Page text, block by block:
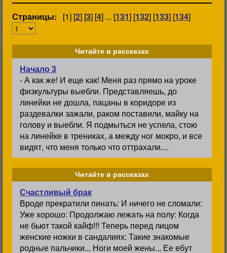
Страницы: [1] [2] [3] [4] ... [131] [132] [133] [134]
Читайте в рассказах
Начало 3
- А как же! И еще как! Меня раз прямо на уроке
физкультуры выебли. Представляешь, до
линейки не дошла, пацаны в коридоре из
раздевалки зажали, раком поставили, майку на
голову и выебли. Я подмыться не успела, стою
на линейке в трениках, а между ног мокро, и все
видят, что меня только что оттрахали....
Читайте в рассказах
Счастливый брак
Вроде прекратили пинать: И ничего не сломали:
Уже хорошо: Продолжаю лежать на полу: Когда
не бьют такой кайф!!! Теперь перед лицом
женские ножки в сандалиях: Такие знакомые
родные пальчики... Ноги моей жены... Ее ебут